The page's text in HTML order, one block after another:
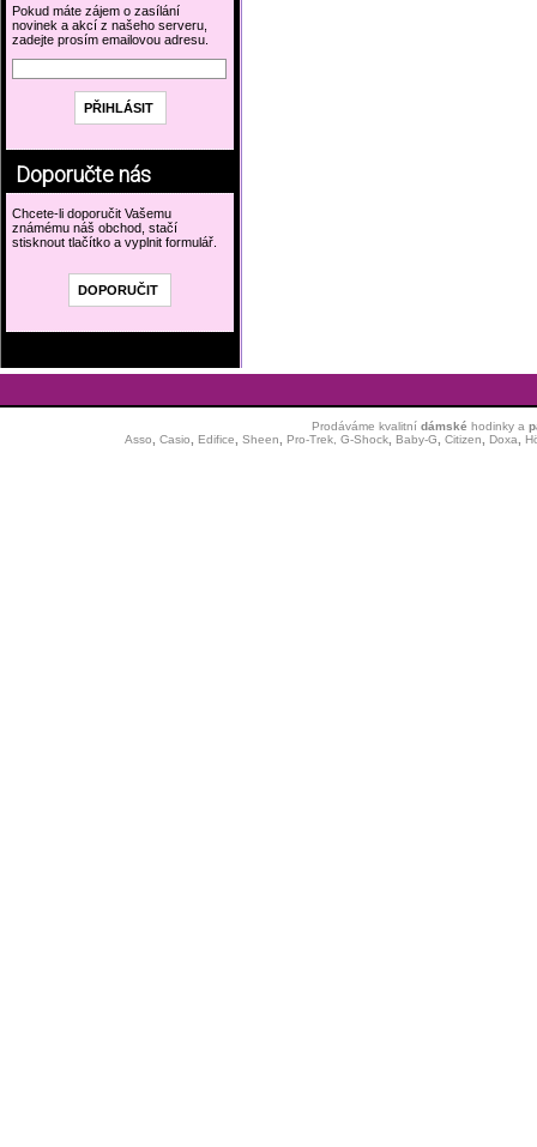
Pokud máte zájem o zasílání
novinek a akcí z našeho serveru,
zadejte prosím emailovou adresu.
Doporučte nás
Chcete-li doporučit Vašemu
známému náš obchod, stačí
stisknout tlačítko a vyplnit formulář.
Prodáváme kvalitní dámské hodinkya
Asso
Casio Edifice Sheen Pro-Trek, G-Shock, Baby-G Citizen Doxa